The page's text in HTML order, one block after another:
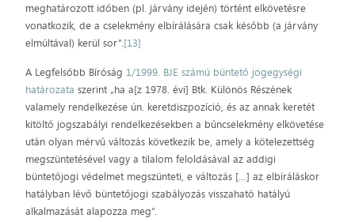
meghatározott időben (pl. járvány idején) történt elkövetésre
vonatkozik, de a cselekmény elbírálására csak később (a járvány
elmúltával) kerül sor”.[13]
A Legfelsőbb Bíróság 1/1999. BJE számú büntető jogegységi
határozata szerint „ha a[z 1978. évi] Btk. Különös Részének
valamely rendelkezése ún. keretdiszpozíció, és az annak keretét
kitöltő jogszabályi rendelkezésekben a bűncselekmény elkövetése
után olyan mérvű változás következik be, amely a kötelezettség
megszüntetésével vagy a tilalom feloldásával az addigi
büntetőjogi védelmet megszünteti, e változás […] az elbíráláskor
hatályban lévő büntetőjogi szabályozás visszaható hatályú
alkalmazását alapozza meg”.